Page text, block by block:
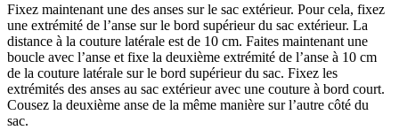
Fixez maintenant une des anses sur le sac extérieur. Pour cela, fixez
une extrémité de l’anse sur le bord supérieur du sac extérieur. La
distance à la couture latérale est de 10 cm. Faites maintenant une
boucle avec l’anse et fixe la deuxième extrémité de l’anse à 10 cm
de la couture latérale sur le bord supérieur du sac. Fixez les
extrémités des anses au sac extérieur avec une couture à bord court.
Cousez la deuxième anse de la même manière sur l’autre côté du
sac.